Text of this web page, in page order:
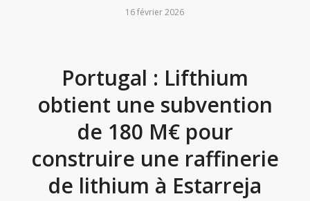
16 février 2026
Portugal : Lifthium
obtient une subvention
de 180 M€ pour
construire une raffinerie
de lithium à Estarreja